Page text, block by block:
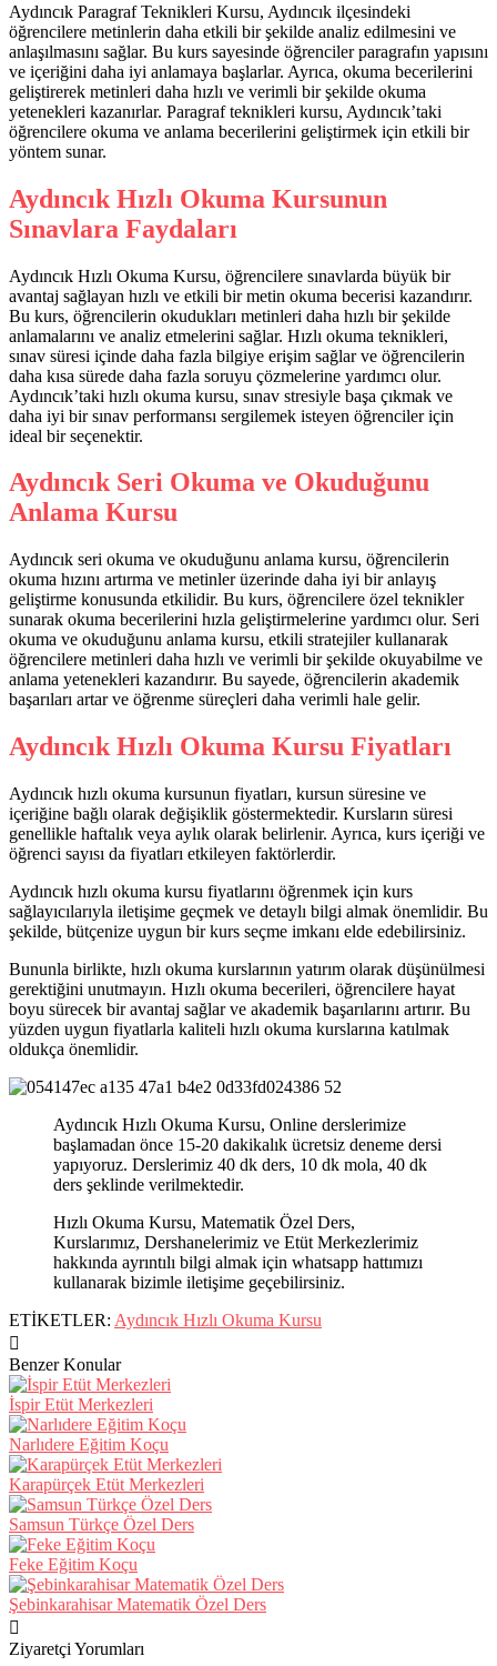
Aydıncık Paragraf Teknikleri Kursu, Aydıncık ilçesindeki
öğrencilere metinlerin daha etkili bir şekilde analiz edilmesini ve
anlaşılmasını sağlar. Bu kurs sayesinde öğrenciler paragrafın yapısını
ve içeriğini daha iyi anlamaya başlarlar. Ayrıca, okuma becerilerini
geliştirerek metinleri daha hızlı ve verimli bir şekilde okuma
yetenekleri kazanırlar. Paragraf teknikleri kursu, Aydıncık’taki
öğrencilere okuma ve anlama becerilerini geliştirmek için etkili bir
yöntem sunar.
Aydıncık Hızlı Okuma Kursunun
Sınavlara Faydaları
Aydıncık Hızlı Okuma Kursu, öğrencilere sınavlarda büyük bir
avantaj sağlayan hızlı ve etkili bir metin okuma becerisi kazandırır.
Bu kurs, öğrencilerin okudukları metinleri daha hızlı bir şekilde
anlamalarını ve analiz etmelerini sağlar. Hızlı okuma teknikleri,
sınav süresi içinde daha fazla bilgiye erişim sağlar ve öğrencilerin
daha kısa sürede daha fazla soruyu çözmelerine yardımcı olur.
Aydıncık’taki hızlı okuma kursu, sınav stresiyle başa çıkmak ve
daha iyi bir sınav performansı sergilemek isteyen öğrenciler için
ideal bir seçenektir.
Aydıncık Seri Okuma ve Okuduğunu
Anlama Kursu
Aydıncık seri okuma ve okuduğunu anlama kursu, öğrencilerin
okuma hızını artırma ve metinler üzerinde daha iyi bir anlayış
geliştirme konusunda etkilidir. Bu kurs, öğrencilere özel teknikler
sunarak okuma becerilerini hızla geliştirmelerine yardımcı olur. Seri
okuma ve okuduğunu anlama kursu, etkili stratejiler kullanarak
öğrencilere metinleri daha hızlı ve verimli bir şekilde okuyabilme ve
anlama yetenekleri kazandırır. Bu sayede, öğrencilerin akademik
başarıları artar ve öğrenme süreçleri daha verimli hale gelir.
Aydıncık Hızlı Okuma Kursu Fiyatları
Aydıncık hızlı okuma kursunun fiyatları, kursun süresine ve
içeriğine bağlı olarak değişiklik göstermektedir. Kursların süresi
genellikle haftalık veya aylık olarak belirlenir. Ayrıca, kurs içeriği ve
öğrenci sayısı da fiyatları etkileyen faktörlerdir.
Aydıncık hızlı okuma kursu fiyatlarını öğrenmek için kurs
sağlayıcılarıyla iletişime geçmek ve detaylı bilgi almak önemlidir. Bu
şekilde, bütçenize uygun bir kurs seçme imkanı elde edebilirsiniz.
Bununla birlikte, hızlı okuma kurslarının yatırım olarak düşünülmesi
gerektiğini unutmayın. Hızlı okuma becerileri, öğrencilere hayat
boyu sürecek bir avantaj sağlar ve akademik başarılarını artırır. Bu
yüzden uygun fiyatlarla kaliteli hızlı okuma kurslarına katılmak
oldukça önemlidir.
Aydıncık Hızlı Okuma Kursu, Online derslerimize
başlamadan önce 15-20 dakikalık ücretsiz deneme dersi
yapıyoruz. Derslerimiz 40 dk ders, 10 dk mola, 40 dk
ders şeklinde verilmektedir.
Hızlı Okuma Kursu, Matematik Özel Ders,
Kurslarımız, Dershanelerimiz ve Etüt Merkezlerimiz
hakkında ayrıntılı bilgi almak için whatsapp hattımızı
kullanarak bizimle iletişime geçebilirsiniz.
ETİKETLER: Aydıncık Hızlı Okuma Kursu
Benzer Konular
İspir Etüt Merkezleri
Narlıdere Eğitim Koçu
Karapürçek Etüt Merkezleri
Samsun Türkçe Özel Ders
Feke Eğitim Koçu
Şebinkarahisar Matematik Özel Ders
Ziyaretçi Yorumları